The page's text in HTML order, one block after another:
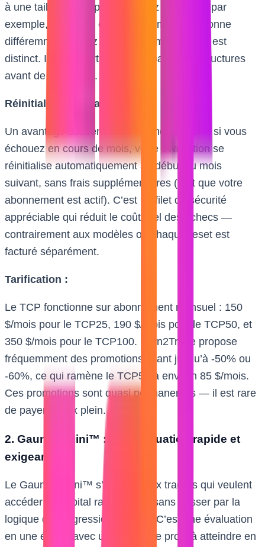
à une taille de compte fixe. Chez
par
exemple, le scaling existe aussi mais fonctionne
différemment. Chez
, le mécanisme est
distinct. Il est important de comparer ces structures
avant de s’engager.
Réinitialisation gratuite :
Un avantage souvent sous-estimé du TCP : si vous
échouez en cours de mois, votre évaluation se
réinitialise automatiquement au début du mois
suivant, sans frais supplémentaires (tant que votre
abonnement est actif). C’est un filet de sécurité
appréciable qui réduit le coût réel des échecs —
contrairement aux modèles où chaque reset est
facturé séparément.
Tarification :
Le TCP fonctionne sur abonnement mensuel : 150
$/mois pour le TCP25, 190 $/mois pour le TCP50, et
350 $/mois pour le TCP100. Earn2Trade propose
fréquemment des promotions allant jusqu’à -50% ou
-60%, ce qui ramène le TCP50 à environ 85 $/mois.
Ces promotions sont quasi permanentes — il est rare
de payer le prix plein.
2. Gauntlet Mini™ : une évaluation rapide et
exigeante
Le Gauntlet Mini™ s’adresse aux traders qui veulent
accéder au capital rapidement, sans passer par la
logique de progression du TCP. C’est une évaluation
en une étape, avec un objectif de profit à atteindre en